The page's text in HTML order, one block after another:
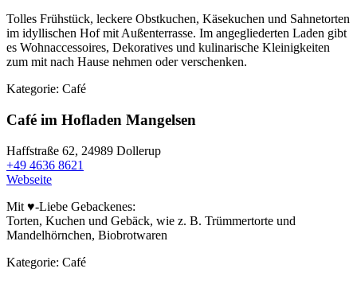
Tolles Frühstück, leckere Obstkuchen, Käsekuchen und Sahnetorten
im idyllischen Hof mit Außenterrasse. Im angegliederten Laden gibt
es Wohnaccessoires, Dekoratives und kulinarische Kleinigkeiten
zum mit nach Hause nehmen oder verschenken.
Kategorie: Café
Café im Hofladen Mangelsen
Haffstraße 62, 24989 Dollerup
+49 4636 8621
Webseite
Mit ♥-Liebe Gebackenes:
Torten, Kuchen und Gebäck, wie z. B. Trümmertorte und
Mandelhörnchen, Biobrotwaren
Kategorie: Café